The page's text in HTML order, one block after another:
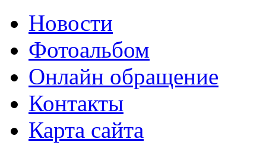
Новости
Фотоальбом
Онлайн обращение
Контакты
Карта сайта